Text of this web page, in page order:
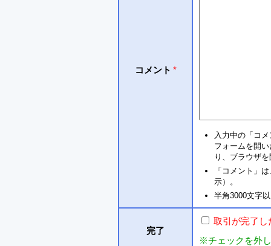
コメント *
入力中の「コ
フォームを開
り、ブラウザ
「コメント」
示）。
半角3000文字
完了
取引が完了し
※チェックを外